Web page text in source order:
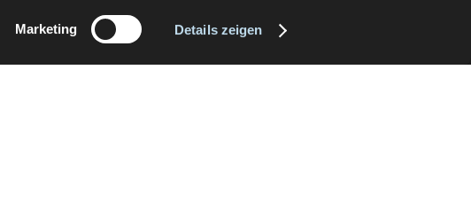
Marketing Details zeigen